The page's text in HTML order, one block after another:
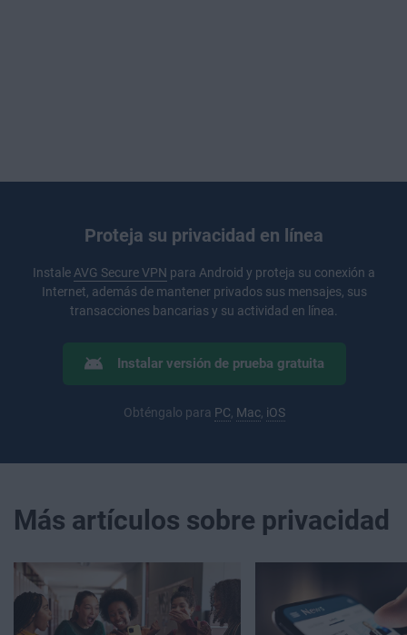
Proteja su privacidad en línea
InstaleAVG Secure VPN para Android y proteja su conexión a
Internet, además de mantener privados sus mensajes, sus
transacciones bancarias y su actividad en línea.
Instalar versión de prueba gratuita
Obténgalo para PC, Mac, iOS
Más artículos sobre privacidad